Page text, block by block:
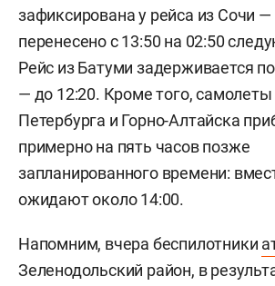
зафиксирована у рейса из Сочи
перенесено с 13:50 на 02:50
Рейс из Батуми задерживается
— до 12:20. Кроме того, самолеты
Петербурга и Горно-Алтайска
примерно на пять часов позже
запланированного времени:
ожидают около 14:00.
Напомним, вчера беспилотники
Зеленодольский район, в